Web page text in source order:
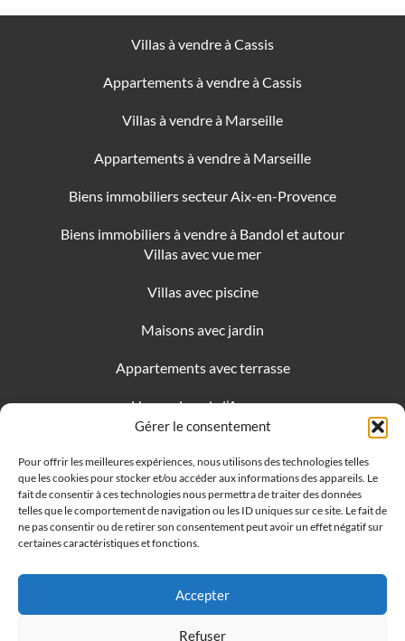
Gérer le consentement
Pour offrir les meilleures expériences, nous utilisons des technologies telles
que les cookies pour stocker et/ou accéder aux informations des appareils. Le
fait de consentir à ces technologies nous permettra de traiter des données
telles que le comportement de navigation ou les ID uniques sur ce site. Le fait de
ne pas consentir ou de retirer son consentement peut avoir un effet négatif sur
certaines caractéristiques et fonctions.
Accepter
Refuser
Villas à vendre à Cassis
Appartements à vendre à Cassis
Villas à vendre à Marseille
Appartements à vendre à Marseille
Biens immobiliers secteur Aix-en-Provence
Biens immobiliers à vendre à Bandol et autour
Villas avec vue mer
Villas avec piscine
Maisons avec jardin
Appartements avec terrasse
Honoraires de l’Agence
cookies
COPYRIGHT ©2026·
ASTONE IMMOBILIER
MENTIONS LEGALES
POLITIQUE DE COOKIES/POLITIQUE DE
CONFIDENTIALITÉ